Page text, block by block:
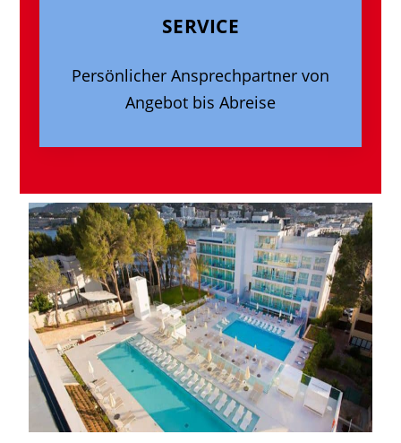
SERVICE
Persönlicher Ansprechpartner von
Angebot bis Abreise